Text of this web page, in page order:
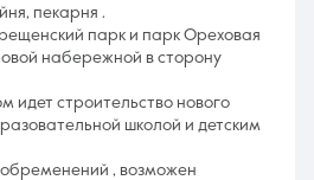
пекарня .
парк и парк Ореховая
набережной в сторону
идет строительство нового
школой и детским
, возможен